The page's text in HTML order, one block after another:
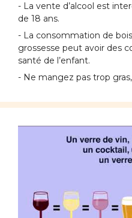
- La vente d’alcool est
de 18 ans.
- La consommation de
grossesse peut avoir des
santé de l’enfant.
- Ne mangez pas trop